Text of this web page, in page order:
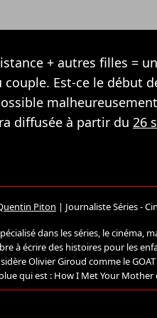
+ autres filles =
couple. Est-ce le début
diffusée à partir du 26
Piton | Journaliste Séries -
dans les séries, le cinéma,
à écrire des histoires pour les
Olivier Giroud comme le
qui est : How I Met Your